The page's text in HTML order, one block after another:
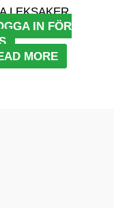
LEKSAKER
IN FÖR
MORE